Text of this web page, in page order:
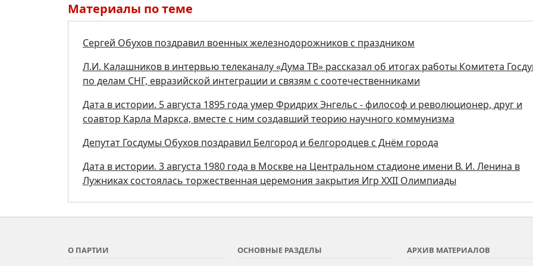
Материалы по теме
Сергей Обухов поздравил военных железнодорожников с праздником
Л.И. Калашников в интервью телеканалу «Дума ТВ» рассказал об итогах работы Комитета
по делам СНГ, евразийской интеграции и связям с соотечественниками
Дата в истории. 5 августа 1895 года умер Фридрих Энгельс - философ и революционер, друг и
соавтор Карла Маркса, вместе с ним создавший теорию научного коммунизма
Депутат Госдумы Обухов поздравил Белгород и белгородцев с Днём города
Дата в истории. 3 августа 1980 года в Москве на Центральном стадионе имени В. И. Ленина в
Лужниках состоялась торжественная церемония закрытия Игр XXII Олимпиады
О ПАРТИИ
ОСНОВНЫЕ РАЗДЕЛЫ
АРХИВ МАТЕРИАЛОВ